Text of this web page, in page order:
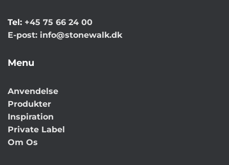
Tel: +45 75 66 24 00
E-post: info@stonewalk.dk
Menu
Anvendelse
Produkter
Inspiration
Private Label
Om Os